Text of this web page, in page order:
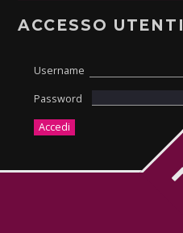
ACCESSO UTENTI
Username
Password